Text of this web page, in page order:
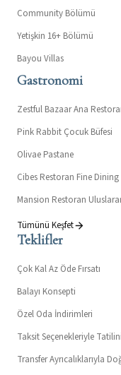
Community Bölümü
Yetişkin 16+ Bölümü
Bayou Villas
Gastronomi
Zestful Bazaar Ana
Pink Rabbit Çocuk Büfesi
Olivae Pastane
Cibes Restoran Fine Dining
Mansion Restoran
Tümünü Keşfet
Teklifler
Çok Kal Az Öde Fırsatı
Balayı Konsepti
Özel Oda İndirimleri
Taksit Seçenekleriyle
Transfer Ayrıcalıklarıyla